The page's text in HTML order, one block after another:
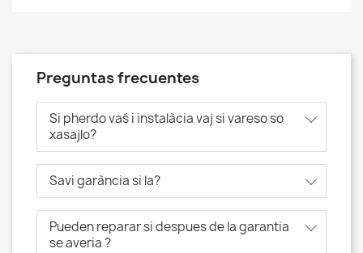
Preguntas frecuentes
Si pherdo vaś i instalàcia vaj si vareso so
xasajlo?
Savi garància si la?
Pueden reparar si despues de la garantia
se averia ?